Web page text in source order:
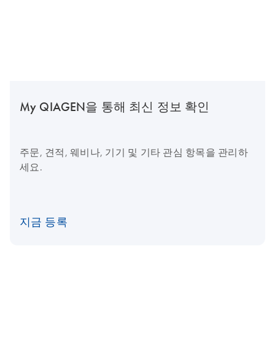
My QIAGEN을 통해 최신 정보 확인
주문, 견적, 웨비나, 기기 및 기타 관심 항목을 관리하
세요.
지금 등록